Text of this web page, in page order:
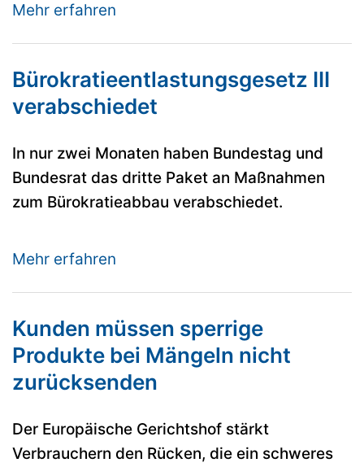
Mehr erfahren
Bürokratieentlastungsgesetz III
verabschiedet
In nur zwei Monaten haben Bundestag und
Bundesrat das dritte Paket an Maßnahmen
zum Bürokratieabbau verabschiedet.
Mehr erfahren
Kunden müssen sperrige
Produkte bei Mängeln nicht
zurücksenden
Der Europäische Gerichtshof stärkt
Verbrauchern den Rücken, die ein schweres